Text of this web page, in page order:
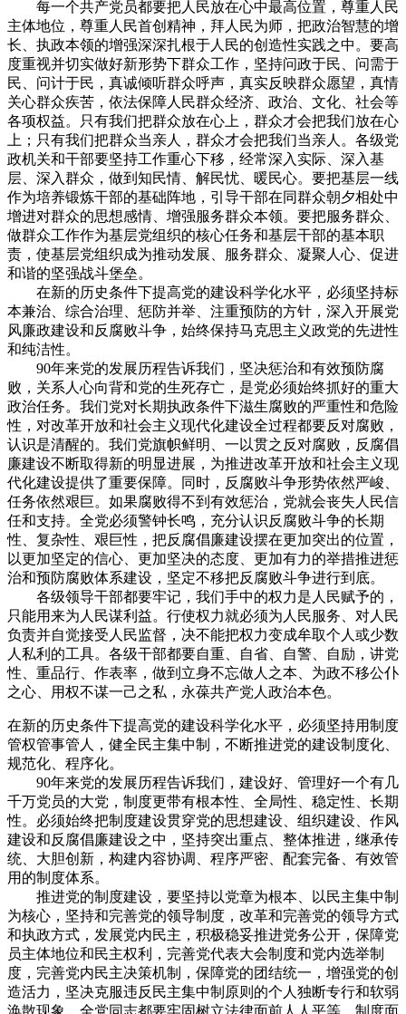
每一个共产党员都要把人民放在心中最高位置，尊重人民
主体地位，尊重人民首创精神，拜人民为师，把政治智慧的增
长、执政本领的增强深深扎根于人民的创造性实践之中。要高
度重视并切实做好新形势下群众工作，坚持问政于民、问需于
民、问计于民，真诚倾听群众呼声，真实反映群众愿望，真情
关心群众疾苦，依法保障人民群众经济、政治、文化、社会等
各项权益。只有我们把群众放在心上，群众才会把我们放在心
上；只有我们把群众当亲人，群众才会把我们当亲人。各级党
政机关和干部要坚持工作重心下移，经常深入实际、深入基
层、深入群众，做到知民情、解民忧、暖民心。要把基层一线
作为培养锻炼干部的基础阵地，引导干部在同群众朝夕相处中
增进对群众的思想感情、增强服务群众本领。要把服务群众、
做群众工作作为基层党组织的核心任务和基层干部的基本职
责，使基层党组织成为推动发展、服务群众、凝聚人心、促进
和谐的坚强战斗堡垒。
在新的历史条件下提高党的建设科学化水平，必须坚持标
本兼治、综合治理、惩防并举、注重预防的方针，深入开展党
风廉政建设和反腐败斗争，始终保持马克思主义政党的先进性
和纯洁性。
90年来党的发展历程告诉我们，坚决惩治和有效预防腐
败，关系人心向背和党的生死存亡，是党必须始终抓好的重大
政治任务。我们党对长期执政条件下滋生腐败的严重性和危险
性，对改革开放和社会主义现代化建设全过程都要反对腐败，
认识是清醒的。我们党旗帜鲜明、一以贯之反对腐败，反腐倡
廉建设不断取得新的明显进展，为推进改革开放和社会主义现
代化建设提供了重要保障。同时，反腐败斗争形势依然严峻、
任务依然艰巨。如果腐败得不到有效惩治，党就会丧失人民信
任和支持。全党必须警钟长鸣，充分认识反腐败斗争的长期
性、复杂性、艰巨性，把反腐倡廉建设摆在更加突出的位置，
以更加坚定的信心、更加坚决的态度、更加有力的举措推进惩
治和预防腐败体系建设，坚定不移把反腐败斗争进行到底。
各级领导干部都要牢记，我们手中的权力是人民赋予的，
只能用来为人民谋利益。行使权力就必须为人民服务、对人民
负责并自觉接受人民监督，决不能把权力变成牟取个人或少数
人私利的工具。各级干部都要自重、自省、自警、自励，讲党
性、重品行、作表率，做到立身不忘做人之本、为政不移公仆
之心、用权不谋一己之私，永葆共产党人政治本色。
在新的历史条件下提高党的建设科学化水平，必须坚持用制度
管权管事管人，健全民主集中制，不断推进党的建设制度化、
规范化、程序化。
90年来党的发展历程告诉我们，建设好、管理好一个有几
千万党员的大党，制度更带有根本性、全局性、稳定性、长期
性。必须始终把制度建设贯穿党的思想建设、组织建设、作风
建设和反腐倡廉建设之中，坚持突出重点、整体推进，继承传
统、大胆创新，构建内容协调、程序严密、配套完备、有效管
用的制度体系。
推进党的制度建设，要坚持以党章为根本、以民主集中制
为核心，坚持和完善党的领导制度，改革和完善党的领导方式
和执政方式，发展党内民主，积极稳妥推进党务公开，保障党
员主体地位和民主权利，完善党代表大会制度和党内选举制
度，完善党内民主决策机制，保障党的团结统一，增强党的创
造活力，坚决克服违反民主集中制原则的个人独断专行和软弱